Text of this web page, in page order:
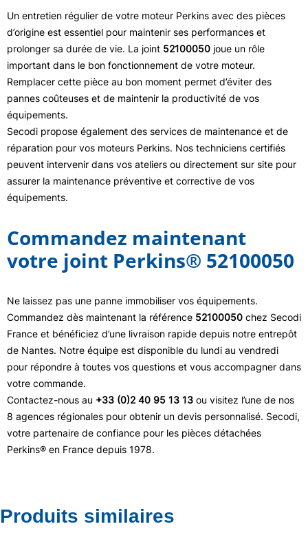
Un entretien régulier de votre moteur Perkins avec des pièces
d’origine est essentiel pour maintenir ses performances et
prolonger sa durée de vie. La joint 52100050 joue un rôle
important dans le bon fonctionnement de votre moteur.
Remplacer cette pièce au bon moment permet d’éviter des
pannes coûteuses et de maintenir la productivité de vos
équipements.
Secodi propose également des services de maintenance et de
réparation pour vos moteurs Perkins. Nos techniciens certifiés
peuvent intervenir dans vos ateliers ou directement sur site pour
assurer la maintenance préventive et corrective de vos
équipements.
Commandez maintenant
votre joint Perkins® 52100050
Ne laissez pas une panne immobiliser vos équipements.
Commandez dès maintenant la référence 52100050 chez Secodi
France et bénéficiez d’une livraison rapide depuis notre entrepôt
de Nantes. Notre équipe est disponible du lundi au vendredi
pour répondre à toutes vos questions et vous accompagner dans
votre commande.
Contactez-nous au +33 (0)2 40 95 13 13 ou visitez l’une de nos
8 agences régionales pour obtenir un devis personnalisé. Secodi,
votre partenaire de confiance pour les pièces détachées
Perkins® en France depuis 1978.
Produits similaires